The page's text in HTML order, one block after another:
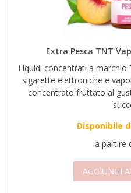
Extra Pesca TNT
Liquidi concentrati a marchio
sigarette elettroniche e
concentrato fruttato al
Disponibile
a partire
AGGIUNGI